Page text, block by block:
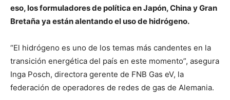
eso, los formuladores de política en Japón, China y Gran
Bretaña ya están alentando el uso de hidrógeno.
“El hidrógeno es uno de los temas más candentes en la
transición energética del país en este momento”, asegura
Inga Posch, directora gerente de FNB Gas eV, la
federación de operadores de redes de gas de Alemania.